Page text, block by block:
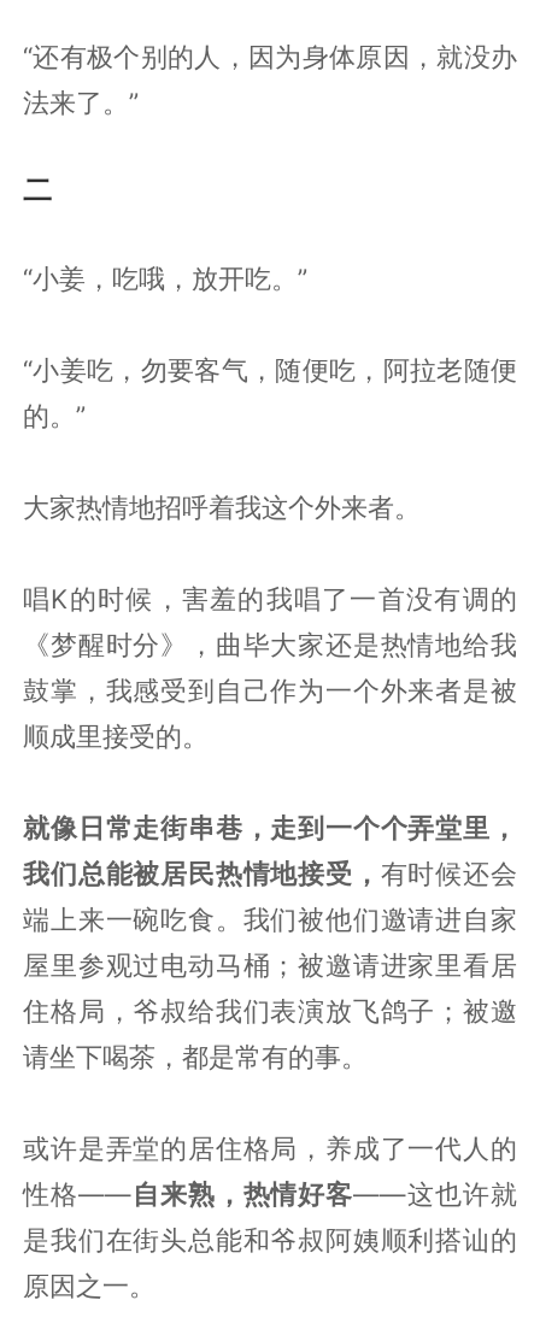
“还有极个别的人，因为身体原因，就没办
法来了。”
二
“小姜，吃哦，放开吃。”
“小姜吃，勿要客气，随便吃，阿拉老随便
的。”
大家热情地招呼着我这个外来者。
唱K的时候，害羞的我唱了一首没有调的
《梦醒时分》，曲毕大家还是热情地给我
鼓掌，我感受到自己作为一个外来者是被
顺成里接受的。
就像日常走街串巷，走到一个个弄堂里，
我们总能被居民热情地接受， 有时候还会
端上来一碗吃食。我们被他们邀请进自家
屋里参观过电动马桶；被邀请进家里看居
住格局，爷叔给我们表演放飞鸽子；被邀
请坐下喝茶，都是常有的事。
或许是弄堂的居住格局，养成了一代人的
性格——自来熟，热情好客——这也许就
是我们在街头总能和爷叔阿姨顺利搭讪的
原因之一。